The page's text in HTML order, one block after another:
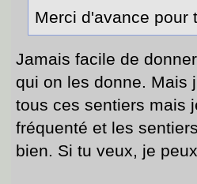
Merci d'avance pour
Jamais facile de
qui on les donne. Mais
tous ces sentiers mais
fréquenté et les
bien. Si tu veux, je